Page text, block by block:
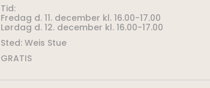
Tid:
Fredag d. 11. december kl. 16.00-17.00
Lørdag d. 12. december kl. 16.00-17.00
Sted: Weis Stue
GRATIS